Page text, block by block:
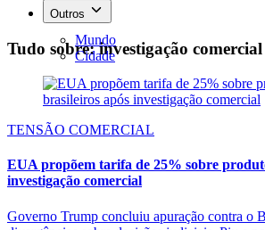
Outros
Mundo
Cidade
Tudo sobre: investigação comercial
TENSÃO COMERCIAL
EUA propõem tarifa de 25% sobre
investigação comercial
Governo Trump concluiu apuração contra o